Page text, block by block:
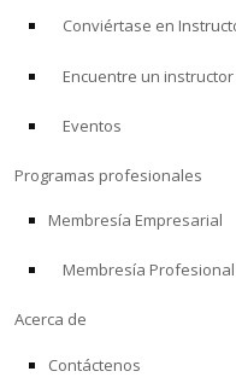
Conviértase en
Encuentre un instructor
Eventos
Programas profesionales
Membresía Empresarial
Membresía Profesional
Acerca de
Contáctenos